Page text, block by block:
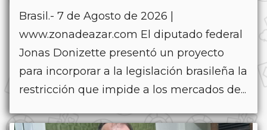
Brasil.- 7 de Agosto de 2026 |
www.zonadeazar.com El diputado federal
Jonas Donizette presentó un proyecto
para incorporar a la legislación brasileña la
restricción que impide a los mercados de...